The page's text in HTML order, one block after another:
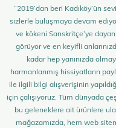
“2019’dan beri Kadıköy’ün
sizlerle buluşmaya devam
ve kökeni Sanskritçe’ye
görüyor ve en keyifli
kadar hep yanınızda
harmanlanmış hissiyatların
ile ilgili bilgi alışverişinin
için çalışıyoruz. Tüm dünyada
bu geleneklere ait ürünlere
mağazamızda, hem web